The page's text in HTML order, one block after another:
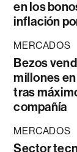
en los
inflación
MERCADOS
Bezos
millones
tras
compañía
MERCADOS
Sector